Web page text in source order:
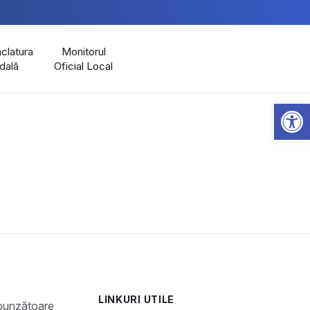
Monitorul
Oficial Local
LINKURI UTILE